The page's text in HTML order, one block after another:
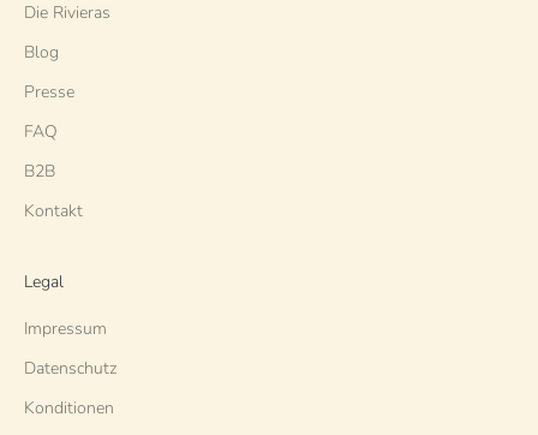
Die Rivieras
Blog
Presse
FAQ
B2B
Kontakt
Legal
Impressum
Datenschutz
Konditionen